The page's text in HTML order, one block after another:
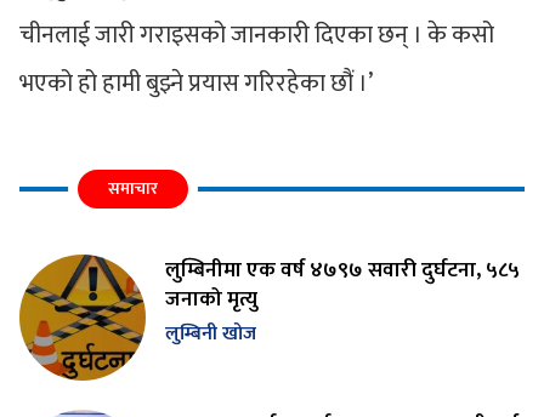
चीनलाई जारी गराइसको जानकारी दिएका छन् । के कसो
भएको हो हामी बुझ्ने प्रयास गरिरहेका छौं ।’
समाचार
लुम्बिनीमा एक वर्ष ४७९७ सवारी दुर्घटना, ५८५
जनाको मृत्यु
लुम्बिनी खोज